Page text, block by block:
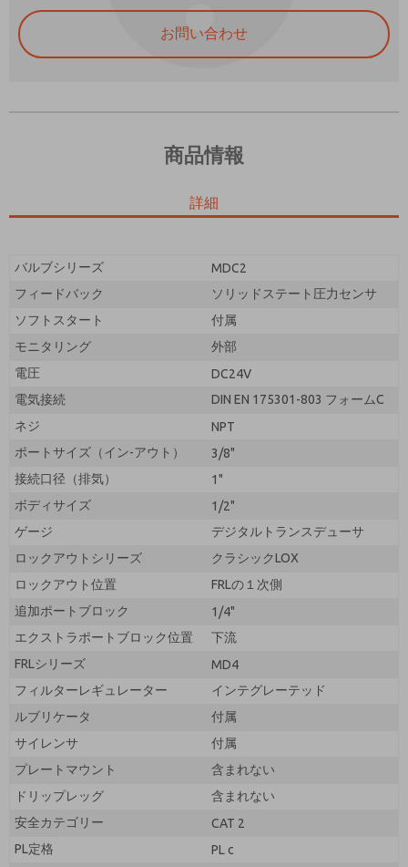
お問い合わせ
商品情報
詳細
バルブシリーズ
MDC2
フィードバック
ソリッドステート圧力センサ
ソフトスタート
付属
モニタリング
外部
電圧
DC24V
電気接続
DIN EN 175301-803 フォームC
ネジ
NPT
ポートサイズ（イン-アウト）
3/8"
接続口径（排気）
1"
ボディサイズ
1/2"
ゲージ
デジタルトランスデューサ
ロックアウトシリーズ
クラシックLOX
ロックアウト位置
FRLの１次側
追加ポートブロック
1/4"
エクストラポートブロック位置
下流
FRLシリーズ
MD4
フィルターレギュレーター
インテグレーテッド
ルブリケータ
付属
サイレンサ
付属
プレートマウント
含まれない
ドリップレッグ
含まれない
安全カテゴリー
CAT 2
PL定格
PL c
たデータが電子的に収集および保存されることに同意
します。私のデータは、私の要求を処理して回答する
ために厳密に指定された場合にのみ使用されます。お
意します。
電子メール
電話番号
てください。
*はい、プライバシー ポリシーを読みました。提供し
たデータが電子的に収集および保存されることに同意
します。私のデータは、私の要求を処理して回答する
ために厳密に指定された場合にのみ使用されます。お
問い合わせフォームを送信することにより、処理に同
意します。